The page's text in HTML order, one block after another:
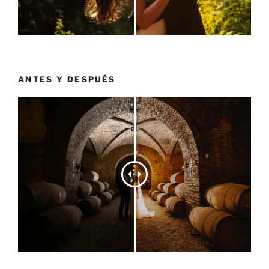
ANTES Y DESPUÉS